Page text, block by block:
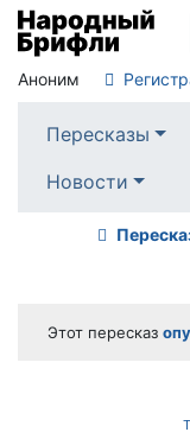
Аноним
Пересказы
Новости
Этот пересказ